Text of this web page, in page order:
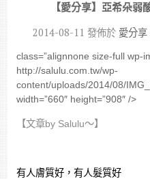
【愛分享】亞希朵弱
2014-08-11 發佈於 愛分享
class=”alignnone size-full wp-
http://salulu.com.tw/wp-
content/uploads/2014/08/
width=”660″ height=”908″ />
【文章by Salulu～】
有人膚質好，有人髮質好